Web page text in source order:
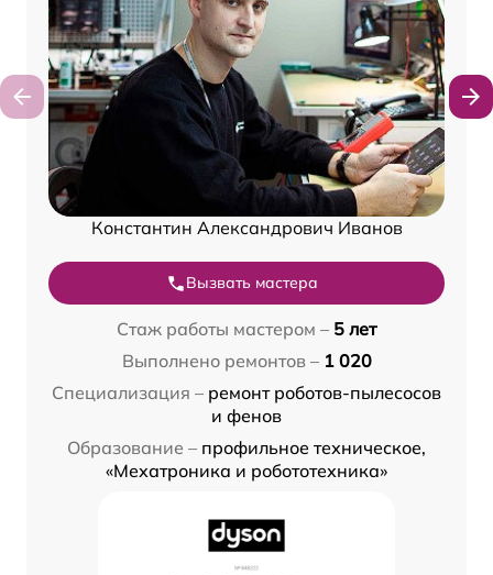
Константин Александрович Иванов
Вызвать мастера
Стаж работы мастером – 5 лет
Выполнено ремонтов – 1 020
Специализация – ремонт роботов-пылесосов
и фенов
Образование – профильное техническое,
«Мехатроника и робототехника»